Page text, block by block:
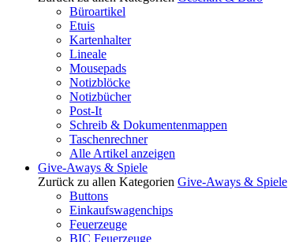
Büroartikel
Etuis
Kartenhalter
Lineale
Mousepads
Notizblöcke
Notizbücher
Post-It
Schreib & Dokumentenmappen
Taschenrechner
Alle Artikel anzeigen
Give-Aways & Spiele
Zurück zu allen Kategorien Give-Aways & Spiele
Buttons
Einkaufswagenchips
Feuerzeuge
BIC Feuerzeuge